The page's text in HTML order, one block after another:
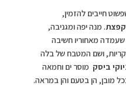
חייבים להזמין,
. מנה יפה ומגניבה,
שעמדה מאחוריו חשיבה
ושם המטבח של בלה
ביסק מוסר ים וחמאה
מובן, הן בטעם והן במראה.